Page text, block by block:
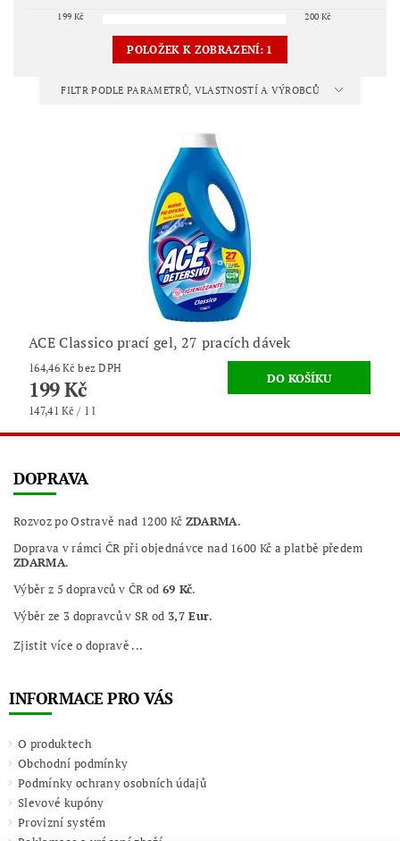
199 Kč 200 Kč
POLOŽEK K ZOBRAZENÍ: 1
FILTR PODLE PARAMETRŮ, VLASTNOSTÍ A VÝROBCŮ
ACE Classico prací gel, 27 pracích dávek
164,46 Kč bez DPH
199 Kč
147,41 Kč / 1 l
DOPRAVA
Rozvoz po Ostravě nad 1200 Kč ZDARMA.
Doprava v rámci ČR při objednávce nad 1600 Kč a platbě předem
ZDARMA.
Výběr z 5 dopravců v ČR od 69 Kč.
Výběr ze 3 dopravců v SR od 3,7 Eur.
Zjistit více o dopravě ...
INFORMACE PRO VÁS
O produktech
Obchodní podmínky
Podmínky ochrany osobních údajů
Slevové kupóny
Provizní systém